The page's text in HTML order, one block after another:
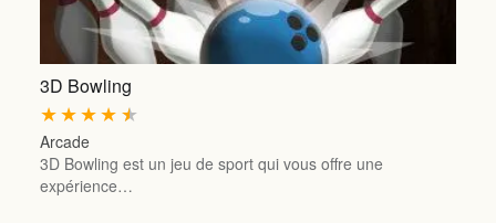
3D Bowling
★
★
★
★
★
Arcade
3D Bowling est un jeu de sport qui vous offre une
expérience…